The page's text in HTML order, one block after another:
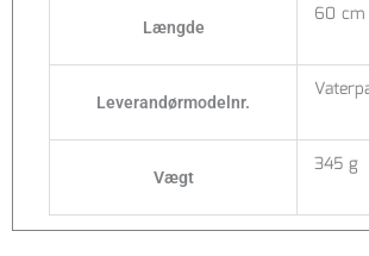
Længde 60 cm
Leverandørmodelnr.
Vægt 345 g